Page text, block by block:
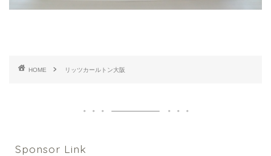
HOME リッツカールトン大阪
Sponsor Link